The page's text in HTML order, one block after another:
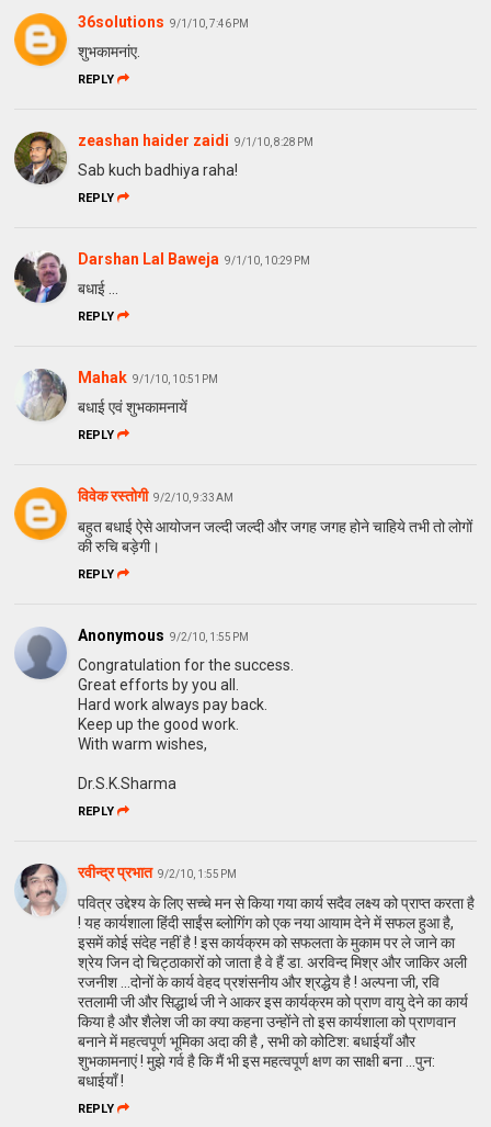
36solutions 9/1/10, 7:46 PM
शुभकामनांए.
REPLY
zeashan haider zaidi 9/1/10, 8:28 PM
Sab kuch badhiya raha!
REPLY
Darshan Lal Baweja 9/1/10, 10:29 PM
बधाई ...
REPLY
Mahak 9/1/10, 10:51 PM
बधाई एवं शुभकामनायें
REPLY
विवेक रस्तोगी 9/2/10, 9:33 AM
बहुत बधाई ऐसे आयोजन जल्दी जल्दी और जगह जगह होने चाहिये तभी तो लोगों
की रुचि बड़ेगी।
REPLY
Anonymous 9/2/10, 1:55 PM
Congratulation for the success.
Great efforts by you all.
Hard work always pay back.
Keep up the good work.
With warm wishes,
Dr.S.K.Sharma
REPLY
रवीन्द्र प्रभात 9/2/10, 1:55 PM
पवित्र उद्देश्य के लिए सच्चे मन से किया गया कार्य सदैव लक्ष्य को प्राप्त करता है
! यह कार्यशाला हिंदी साईंस ब्लोगिंग को एक नया आयाम देने में सफल हुआ है,
इसमें कोई संदेह नहीं है ! इस कार्यक्रम को सफलता के मुकाम पर ले जाने का
श्रेय जिन दो चिट्ठाकारों को जाता है वे हैं डा. अरविन्द मिश्र और जाकिर अली
रजनीश ...दोनों के कार्य वेहद प्रशंसनीय और श्रद्धेय है ! अल्पना जी, रवि
रतलामी जी और सिद्धार्थ जी ने आकर इस कार्यक्रम को प्राण वायु देने का कार्य
किया है और शैलेश जी का क्या कहना उन्होंने तो इस कार्यशाला को प्राणवान
बनाने में महत्वपूर्ण भूमिका अदा की है , सभी को कोटिश: बधाईयाँ और
शुभकामनाएं ! मुझे गर्व है कि मैं भी इस महत्वपूर्ण क्षण का साक्षी बना ...पुन:
बधाईयाँ !
REPLY